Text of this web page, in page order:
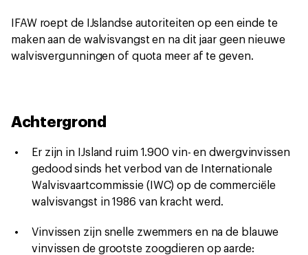
IFAW roept de IJslandse autoriteiten op een einde te
maken aan de walvisvangst en na dit jaar geen nieuwe
walvisvergunningen of quota meer af te geven.
Achtergrond
Er zijn in IJsland ruim 1.900 vin- en dwergvinvissen
gedood sinds het verbod van de Internationale
Walvisvaartcommissie (IWC) op de commerciële
walvisvangst in 1986 van kracht werd.
Vinvissen zijn snelle zwemmers en na de blauwe
vinvissen de grootste zoogdieren op aarde: